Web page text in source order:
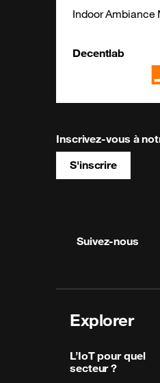
Indoor Ambiance
Decentlab
Inscrivez-vous à
S'inscrire
Suivez-nous
Explorer
L’IoT pour quel
secteur ?